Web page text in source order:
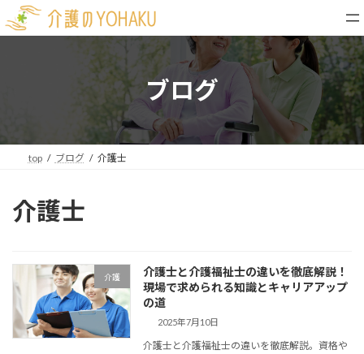
ン
ッ
ビ
移
ブログ
top ブログ 介護士
介護士
介護
介護士と介護福祉士の違いを徹底解説！
現場で求められる知識とキャリアアップ
の道
2025年7月10日
介護士と介護福祉士の違いを徹底解説。資格や